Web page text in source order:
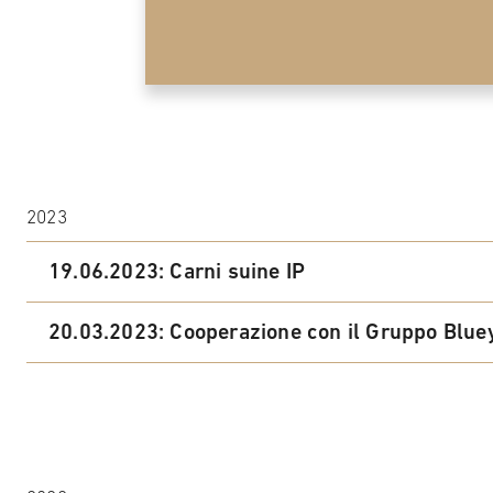
2023
19.06.2023: Carni suine IP
20.03.2023: Cooperazione con il Gruppo